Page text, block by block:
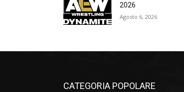
2026
Agosto 6, 2026
CATEGORIA POPOLARE